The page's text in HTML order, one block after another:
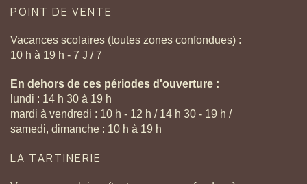
POINT DE VENTE
Vacances scolaires (toutes zones confondues) :
10 h à 19 h - 7 J / 7
En dehors de ces périodes d'ouverture :
lundi : 14 h 30 à 19 h
mardi à vendredi : 10 h - 12 h / 14 h 30 - 19 h /
samedi, dimanche : 10 h à 19 h
LA TARTINERIE